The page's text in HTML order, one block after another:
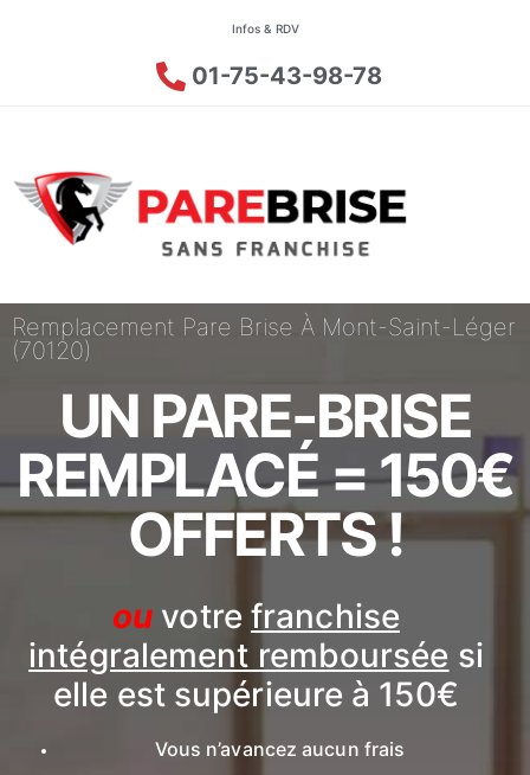
Infos & RDV
01-75-43-98-78
Remplacement Pare Brise À Mont-Saint-Léger
(70120)
UN PARE-BRISE
REMPLACÉ = 150€
OFFERTS !
ou votre franchise
intégralement remboursée si
elle est supérieure à 150€
Vous n’avancez aucun frais